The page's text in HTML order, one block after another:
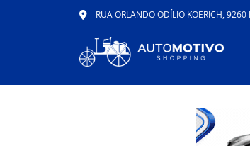
RUA ORLANDO ODÍLIO KOERICH,